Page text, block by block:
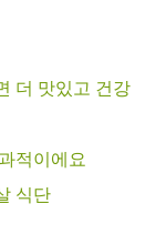
더 맛있고 건강
적이에요
식단